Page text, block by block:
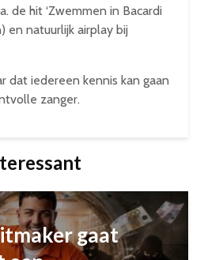
de hit ‘Zwemmen in Bacardi
en natuurlijk airplay bij
dat iedereen kennis kan gaan
zanger.
gaat